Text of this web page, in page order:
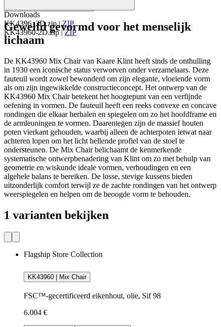
Downloads
KK4396_3D.zip|ZIP
KK43960-2D.zip|ZIP
Gewelfd gevormd voor het menselijk
lichaam
De KK43960 Mix Chair van Kaare Klint heeft sinds de onthulling
in 1930 een iconische status verworven onder verzamelaars. Deze
fauteuil wordt zowel bewonderd om zijn elegante, vloeiende vorm
als om zijn ingewikkelde constructieconcept. Het ontwerp van de
KK43960 Mix Chair betekent het hoogtepunt van een verfijnde
oefening in vormen. De fauteuil heeft een reeks convexe en concave
rondingen die elkaar herhalen en spiegelen om zo het hoofdframe en
de armleuningen te vormen. Daarentegen zijn de massief houten
poten vierkant gehouden, waarbij alleen de achterpoten ietwat naar
achteren lopen om het licht hellende profiel van de stoel te
ondersteunen. De Mix Chair belichaamt de kenmerkende
systematische ontwerpbenadering van Klint om zo met behulp van
geometrie en wiskunde ideale vormen, verhoudingen en een
algehele balans te bereiken. De losse, stevige kussens bieden
uitzonderlijk comfort terwijl ze de zachte rondingen van het ontwerp
weerspiegelen en helpen om de beoogde vorm te behouden.
1 varianten bekijken
Flagship Store Collection
KK43960 | Mix Chair
FSC™-gecertificeerd eikenhout, olie, Sif 98
6.004 €